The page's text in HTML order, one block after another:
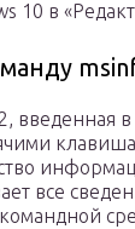
10 в
введенная
все